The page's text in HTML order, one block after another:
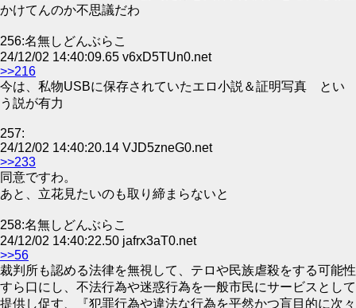
かけてんのか不思議だわ
256:名無しどんぶらこ
24/12/02 14:40:09.65 v6xD5TUn0.net
>>216
今は、私物USBに保存されていたエロ小説＆証明写真 とい
う説が有力
257:
24/12/02 14:40:20.14 VJD5zneG0.net
>>233
同意ですわ。
あと、立花見たいのも取り締まらないと
258:名無しどんぶらこ
24/12/02 14:40:22.50 jafrx3aT0.net
>>56
裁判所も認める法律を無視して、テロや民族虐殺をする可能性
すら口にし、不法行為や迷惑行為を一般市民にサービスとして
提供し促す、『犯罪行為や違法な行為を平然かつ盲目的に次々